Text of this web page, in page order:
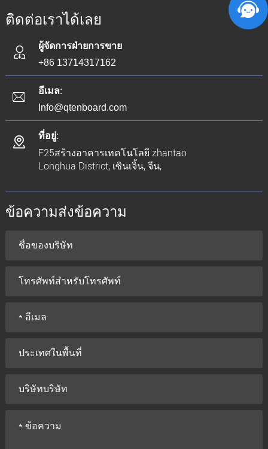
ติดต่อเราได้เลย
ผู้จัดการฝ่ายการขาย
+86 13714317162
อีเมล:
Info@qtenboard.com
ที่อยู่:
F25สร้างอาคารเทคโนโลยี zhantao
Longhua District, เซินเจิ้น, จีน,
ข้อความส่งข้อความ